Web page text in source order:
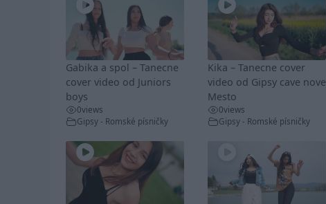
Gabika a spol – Tanecne
cover video od Juniors
boys
0views
Gipsy - Romské písničky
Kika – Tanecne cover
video od Gipsy cave nove
Mesto
0views
Gipsy - Romské písničky